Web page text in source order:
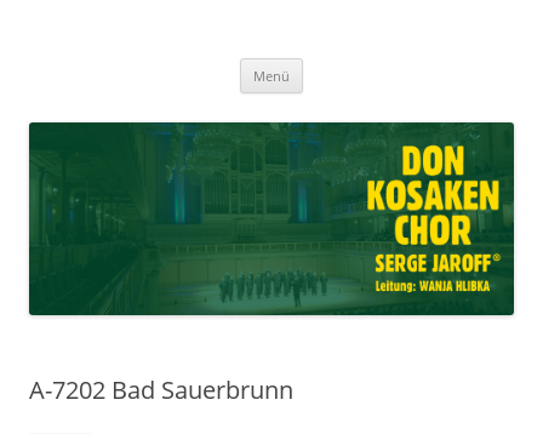
Leitung: Wanja Hlibka
Menü
A-7202 Bad Sauerbrunn